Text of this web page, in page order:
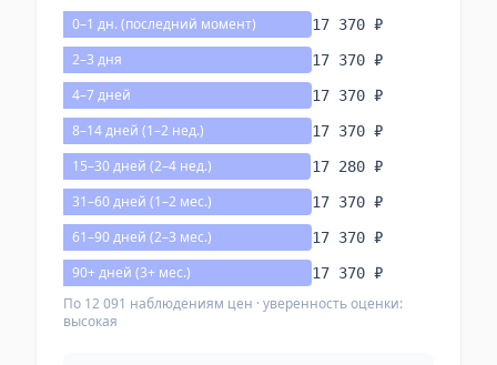
0–1 дн. (последний момент) 17 370 ₽
2–3 дня 17 370 ₽
4–7 дней 17 370 ₽
8–14 дней (1–2 нед.) 17 370 ₽
15–30 дней (2–4 нед.) 17 280 ₽
31–60 дней (1–2 мес.) 17 370 ₽
61–90 дней (2–3 мес.) 17 370 ₽
90+ дней (3+ мес.) 17 370 ₽
По 12 091 наблюдениям цен · уверенность оценки:
высокая